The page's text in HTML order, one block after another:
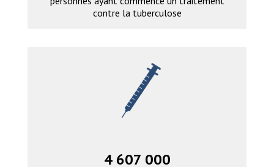
contre la tuberculose
4 607 000